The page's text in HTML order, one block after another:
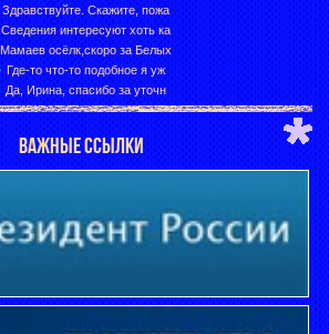
Здравствуйте. Скажите, пожа
Сведения интересуют хоть ка
Мамаев осёлк,скоро за Белых
Где-то что-то подобное я уж
Да, Ирина, спасибо за уточн
ВАЖНЫЕ ССЫЛКИ